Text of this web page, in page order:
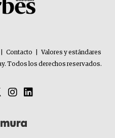
Contacto
Valores y estándares
Todos los derechos reservados.